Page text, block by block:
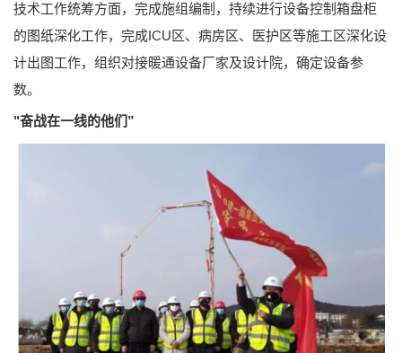
技术工作统筹方面，完成施组编制，持续进行设备控制箱盘柜
的图纸深化工作，完成ICU区、病房区、医护区等施工区深化设
计出图工作，组织对接暖通设备厂家及设计院，确定设备参
数。
"奋战在一线的他们”